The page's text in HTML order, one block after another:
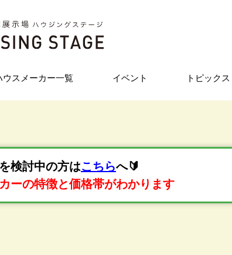
ウスメーカー一覧 イベント トピックス
検討中の方はこちらへ🔰
ーの特徴と価格帯がわかります